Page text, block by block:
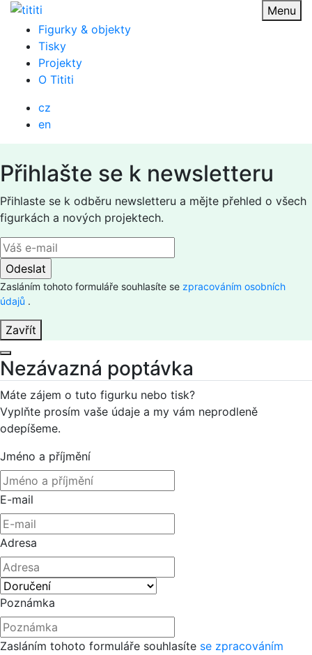
Přejít
Menu
Figurky & objekty
Tisky
Projekty
O Tititi
cz
en
Přihlašte se k newsletteru
Přihlaste se k odběru newsletteru a mějte přehled o všech
figurkách a nových projektech.
Zasláním tohoto formuláře souhlasíte se zpracováním osobních
údajů .
Zavřít
Nezávazná poptávka
Máte zájem o tuto figurku nebo tisk?
Vyplňte prosím vaše údaje a my vám neprodleně
odepíšeme.
Jméno a příjmění
E-mail
Adresa
Poznámka
Zasláním tohoto formuláře souhlasíte se zpracováním